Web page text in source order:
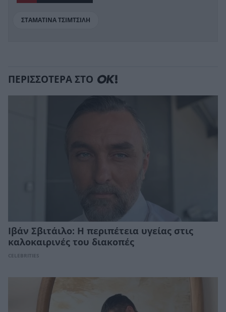
ΣΤΑΜΑΤΙΝΑ ΤΣΙΜΤΣΙΛΗ
ΠΕΡΙΣΣΟΤΕΡΑ ΣΤΟ
Ιβάν Σβιτάιλο: Η περιπέτεια υγείας στις
καλοκαιρινές του διακοπές
CELEBRITIES